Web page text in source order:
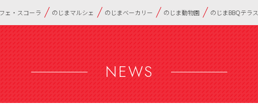
ェ・スコーラ のじまマルシェ のじまベーカリー のじま動物園 のじまBBQテラス
NEWS